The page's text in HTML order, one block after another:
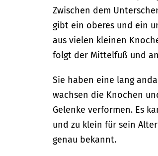
Zwischen dem
gibt ein oberes und ein
aus vielen kleinen
folgt der Mittelfuß und
Sie haben eine lang
wachsen die Knochen
Gelenke verformen. Es
und zu klein für sein
genau bekannt.